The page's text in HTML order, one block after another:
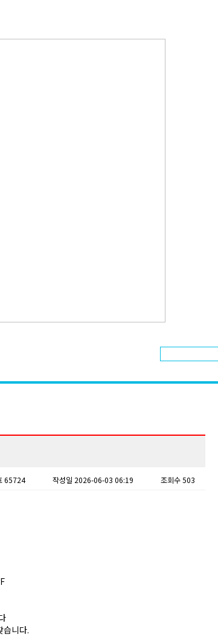
65724 작성일 2026-06-03 06:19 조회수 503
습니다.